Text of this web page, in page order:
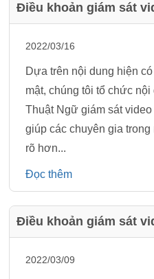
Điều khoản giám sát
2022/03/16
Dựa trên nội dung hiện
mật, chúng tôi tổ chức
Thuật Ngữ giám sát
giúp các chuyên gia
rõ hơn...
Đọc thêm
Điều khoản giám sát
2022/03/09